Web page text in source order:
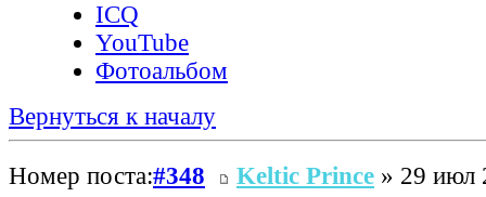
ICQ
YouTube
Фотоальбом
Вернуться к началу
Номер поста:#348 Keltic Prince » 29 июл